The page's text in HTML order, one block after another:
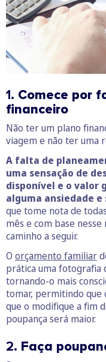
1. Comece por
financeiro
Não ter um plano
viagem e não ter uma
A falta de
uma sensação de
disponível e o valor
alguma ansiedade
que tome nota de
mês e com base
caminho a seguir.
O orçamento familiar
prática uma fotografia
tornando-o mais
tomar, permitindo que
que o modifique a fim
poupança será maior.
2. Faça